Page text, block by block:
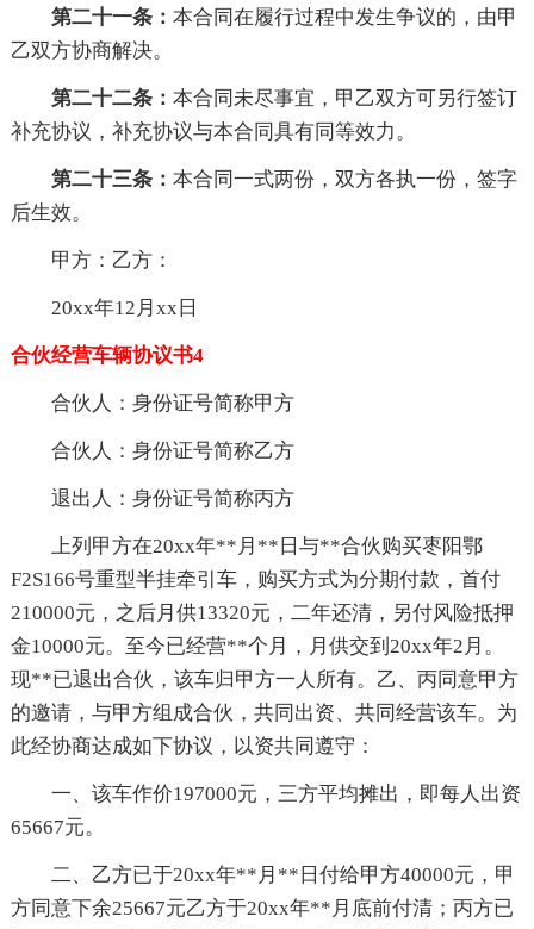
第二十一条： 本合同在履行过程中发生争议的，由甲
乙双方协商解决。
第二十二条： 本合同未尽事宜，甲乙双方可另行签订
补充协议，补充协议与本合同具有同等效力。
第二十三条： 本合同一式两份，双方各执一份，签字
后生效。
甲方：乙方：
20xx年12月xx日
合伙经营车辆协议书4
合伙人：身份证号简称甲方
合伙人：身份证号简称乙方
退出人：身份证号简称丙方
上列甲方在20xx年**月**日与**合伙购买枣阳鄂
F2S166号重型半挂牵引车，购买方式为分期付款，首付
210000元，之后月供13320元，二年还清，另付风险抵押
金10000元。至今已经营**个月，月供交到20xx年2月。
现**已退出合伙，该车归甲方一人所有。乙、丙同意甲方
的邀请，与甲方组成合伙，共同出资、共同经营该车。为
此经协商达成如下协议，以资共同遵守：
一、该车作价197000元，三方平均摊出，即每人出资
65667元。
二、乙方已于20xx年**月**日付给甲方40000元，甲
方同意下余25667元乙方于20xx年**月底前付清；丙方已